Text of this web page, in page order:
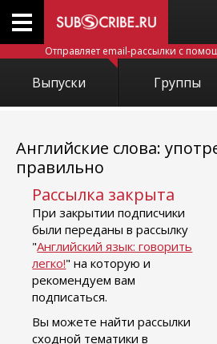
Отправляет email-рассылки с
Выпуски Группы
Английские слова:
правильно
Рассылка закрыта
При закрытии подписчики
были переданы в рассылку
"Английский язык: говорить
легко!" на которую и
рекомендуем вам
подписаться.
Вы можете найти рассылки
сходной тематики в